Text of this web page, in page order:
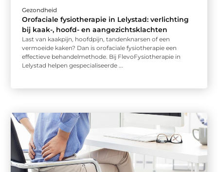
Gezondheid
Orofaciale fysiotherapie in Lelystad: verlichting
bij kaak-, hoofd- en aangezichtsklachten
Last van kaakpijn, hoofdpijn, tandenknarsen of een
vermoeide kaken? Dan is orofaciale fysiotherapie een
effectieve behandelmethode. Bij FlevoFysiotherapie in
Lelystad helpen gespecialiseerde ...